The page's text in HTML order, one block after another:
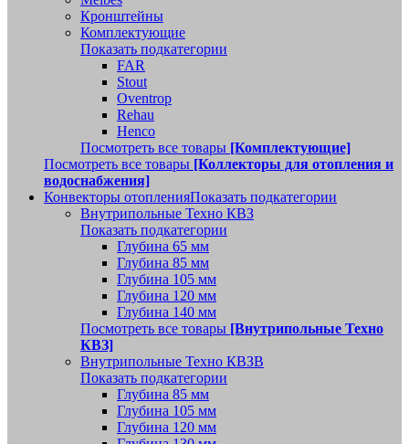
Кронштейны
Комплектующие
Показать подкатегории
FAR
Stout
Oventrop
Rehau
Henco
Посмотреть все товары [Комплектующие]
Посмотреть все товары [Коллекторы для отопления и
водоснабжения]
Конвекторы отопленияПоказать подкатегории
Внутрипольные Техно КВЗ
Показать подкатегории
Глубина 65 мм
Глубина 85 мм
Глубина 105 мм
Глубина 120 мм
Глубина 140 мм
Посмотреть все товары [Внутрипольные Техно
КВЗ]
Внутрипольные Техно КВЗВ
Показать подкатегории
Глубина 85 мм
Глубина 105 мм
Глубина 120 мм